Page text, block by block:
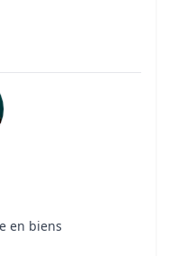
en biens